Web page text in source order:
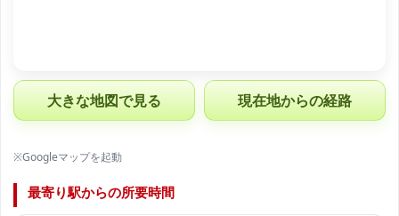
大きな地図で見る 現在地からの経路
※Googleマップを起動
最寄り駅からの所要時間